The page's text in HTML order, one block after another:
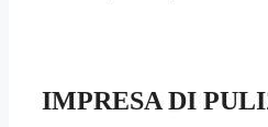
IMPRESA DI